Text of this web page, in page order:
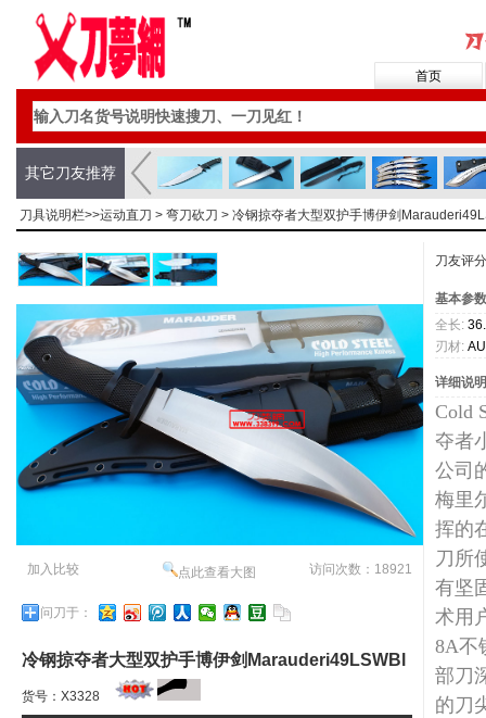
首页
其它刀友推荐
刀具说明栏>>运动直刀 > 弯刀砍刀 > 冷钢掠夺者大型双护手博伊剑
加入比较 点此查看大图 访问次数：18921
问刀于：
冷钢掠夺者大型双护手博伊剑Marauderi49LSWBl
冷血刀人大巨乳进击中
货号：X3328
刀友评
基本参数
全长:
刃材:
详细说明
Cold
夺者
公司
梅里
挥的
刀所
有坚
术用
8A不
部刀
的刀